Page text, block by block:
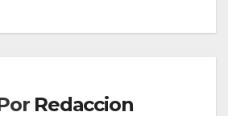
Redaccion